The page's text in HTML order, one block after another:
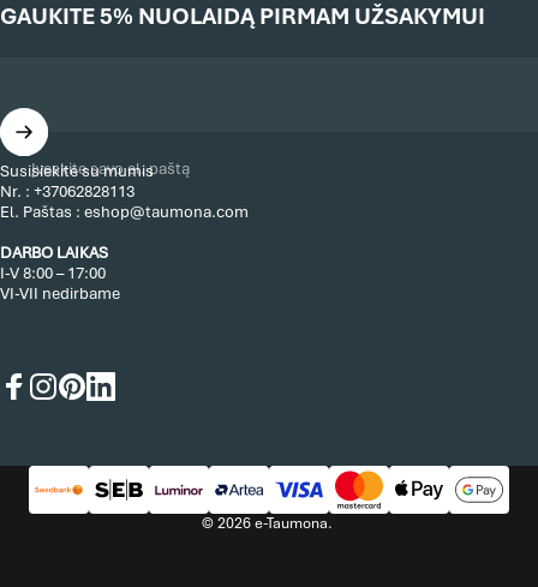
GAUKITE 5% NUOLAIDĄ PIRMAM UŽSAKYMUI
Įveskite savo el. paštą
Susisiekite su mumis
Nr. : +37062828113
El. Paštas : eshop@taumona.com
DARBO LAIKAS
I-V 8:00 – 17:00
VI-VII nedirbame
© 2026 e-Taumona.